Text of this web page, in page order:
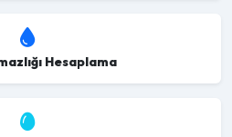
Hesaplama